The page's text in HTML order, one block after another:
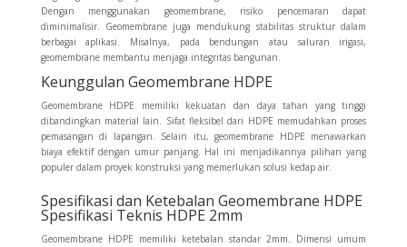
Dengan menggunakan geomembrane, risiko pencemaran dapat
diminimalisir. Geomembrane juga mendukung stabilitas struktur dalam
berbagai aplikasi. Misalnya, pada bendungan atau saluran irigasi,
geomembrane membantu menjaga integritas bangunan.
Keunggulan Geomembrane HDPE
Geomembrane HDPE memiliki kekuatan dan daya tahan yang tinggi
dibandingkan material lain. Sifat fleksibel dari HDPE memudahkan proses
pemasangan di lapangan. Selain itu, geomembrane HDPE menawarkan
biaya efektif dengan umur panjang. Hal ini menjadikannya pilihan yang
populer dalam proyek konstruksi yang memerlukan solusi kedap air.
Spesifikasi dan Ketebalan Geomembrane HDPE
Spesifikasi Teknis HDPE 2mm
Geomembrane HDPE memiliki ketebalan standar 2mm. Dimensi umum